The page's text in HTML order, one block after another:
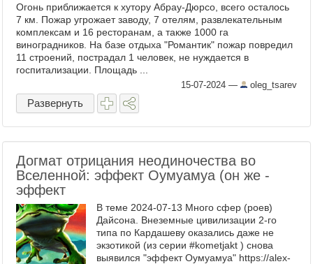
Огонь приближается к хутору Абрау-Дюрсо, всего осталось
7 км. Пожар угрожает заводу, 7 отелям, развлекательным
комплексам и 16 ресторанам, а также 1000 га
виноградников. На базе отдыха "Романтик" пожар повредил
11 строений, пострадал 1 человек, не нуждается в
госпитализации. Площадь ...
15-07-2024 — oleg_tsarev
Развернуть
Догмат отрицания неодиночества во
Вселенной: эффект Оумуамуа (он же -
эффект
В теме 2024-07-13 Много сфер (роев)
Дайсона. Внеземные цивилизации 2-го
типа по Кардашеву оказались даже не
экзотикой (из серии #kometjakt ) снова
выявился "эффект Оумуамуа" https://alex-